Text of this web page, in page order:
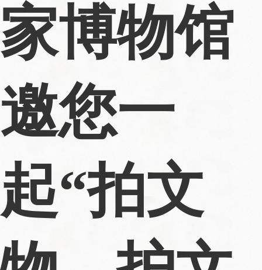
家博物馆
邀您一
起“拍文